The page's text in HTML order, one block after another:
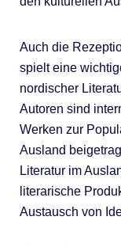
Auch die
spielt eine
nordischer
Autoren sind
Werken zur
Ausland
Literatur im
literarische
Austausch von